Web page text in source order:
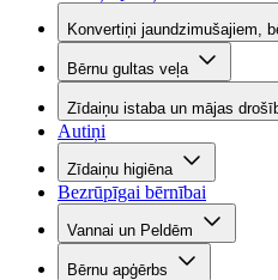
Konvertiņi jaundzimušajiem,
Bērnu gultas veļa
Zīdaiņu istaba un mājas
Autiņi
Zīdaiņu higiēna
Bezrūpīgai bērnībai
Vannai un Peldēm
Bērnu apģērbs